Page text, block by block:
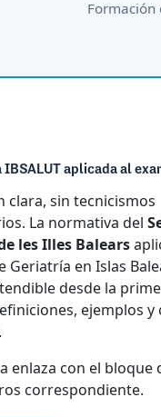
Formación
aplicada al
clara, sin tecnicismos
La normativa del
les Illes Balears
Geriatría en Islas
desde la
ejemplos y
enlaza con el bloque
correspondiente.